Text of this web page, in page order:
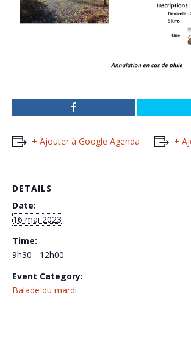
+ Ajouter à Google Agenda +
DETAILS
Date:
16 mai 2023
Time:
9h30 - 12h00
Event Category:
Balade du mardi